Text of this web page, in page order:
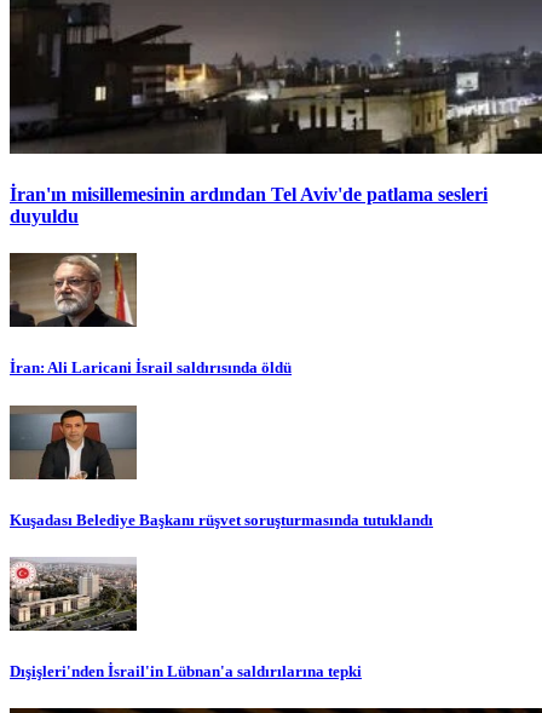
İran'ın misillemesinin ardından Tel Aviv'de patlama sesleri
duyuldu
İran: Ali Laricani İsrail saldırısında öldü
Kuşadası Belediye Başkanı rüşvet soruşturmasında tutuklandı
Dışişleri'nden İsrail'in Lübnan'a saldırılarına tepki